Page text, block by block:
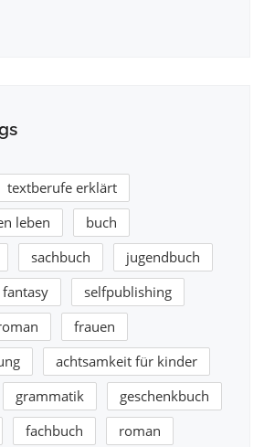
textberufe erklärt
leben
buch
sachbuch
jugendbuch
fantasy
selfpublishing
frauen
achtsamkeit für kinder
grammatik
geschenkbuch
fachbuch
roman